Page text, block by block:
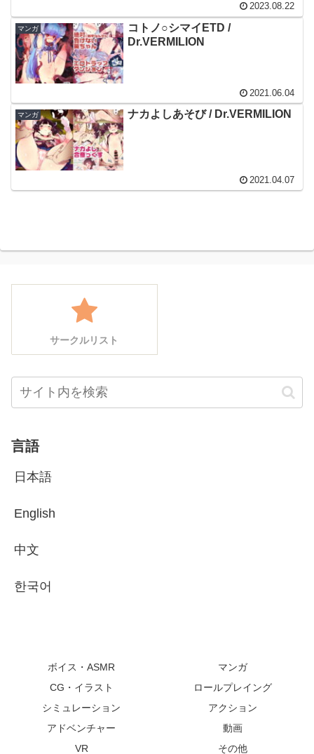
2023.08.22
マンガ
コトノ○シマイETD /
Dr.VERMILION
2021.06.04
マンガ ナカよしあそび / Dr.VERMILION
2021.04.07
サークルリスト
言語
日本語
English
中文
한국어
ボイス・ASMR
マンガ
CG・イラスト
ロールプレイング
シミュレーション
アクション
アドベンチャー
動画
VR
その他